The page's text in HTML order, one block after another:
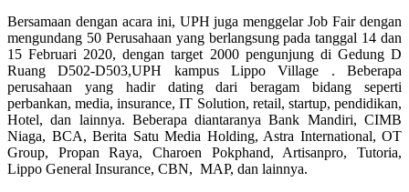
Bersamaan dengan acara ini, UPH juga menggelar Job Fair dengan
mengundang 50 Perusahaan yang berlangsung pada tanggal 14 dan
15 Februari 2020, dengan target 2000 pengunjung di Gedung D
Ruang D502-D503,UPH kampus Lippo Village . Beberapa
perusahaan yang hadir dating dari beragam bidang seperti
perbankan, media, insurance, IT Solution, retail, startup, pendidikan,
Hotel, dan lainnya. Beberapa diantaranya Bank Mandiri, CIMB
Niaga, BCA, Berita Satu Media Holding, Astra International, OT
Group, Propan Raya, Charoen Pokphand, Artisanpro, Tutoria,
Lippo General Insurance, CBN, MAP, dan lainnya.